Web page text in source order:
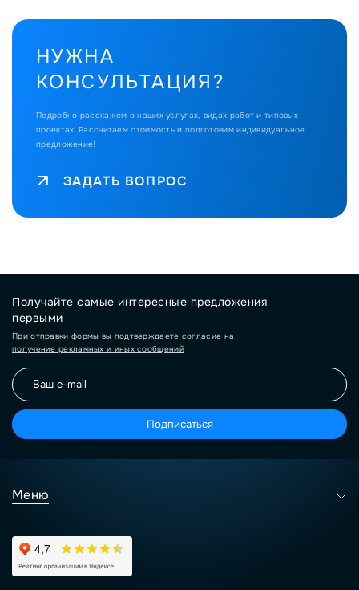
НУЖНА
КОНСУЛЬТАЦИЯ?
Подробно расскажем о наших услугах, видах работ и типовых
проектах. Рассчитаем стоимость и подготовим индивидуальное
предложение!
ЗАДАТЬ ВОПРОС
Получайте самые интересные предложения
первыми
При отправки формы вы подтверждаете согласие на
получение рекламных и иных сообщений
Подписаться
Меню